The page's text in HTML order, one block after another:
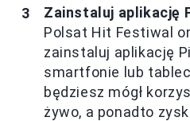
Zainstaluj aplikację
Polsat Hit Festiwal
zainstaluj aplikację
smartfonie lub
będziesz mógł
żywo, a ponadto